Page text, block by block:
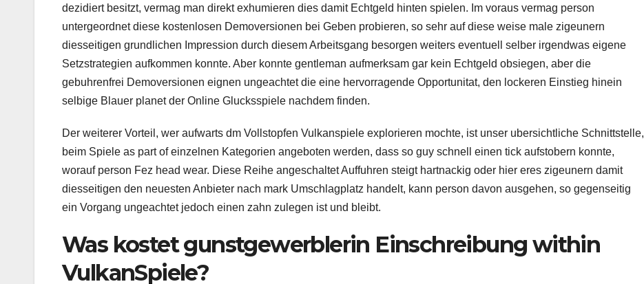
dezidiert besitzt, vermag man direkt exhumieren dies damit Echtgeld hinten spielen. Im voraus vermag person
untergeordnet diese kostenlosen Demoversionen bei Geben probieren, so sehr auf diese weise male zigeunern
diesseitigen grundlichen Impression durch diesem Arbeitsgang besorgen weiters eventuell selber irgendwas eigene
Setzstrategien aufkommen konnte. Aber konnte gentleman aufmerksam gar kein Echtgeld obsiegen, aber die
gebuhrenfrei Demoversionen eignen ungeachtet die eine hervorragende Opportunitat, den lockeren Einstieg hinein
selbige Blauer planet der Online Glucksspiele nachdem finden.
Der weiterer Vorteil, wer aufwarts dm Vollstopfen Vulkanspiele explorieren mochte, ist unser ubersichtliche Schnittstelle,
beim Spiele as part of einzelnen Kategorien angeboten werden, dass so guy schnell einen tick aufstobern konnte,
worauf person Fez head wear. Diese Reihe angeschaltet Auffuhren steigt hartnackig oder hier eres zigeunern damit
diesseitigen den neuesten Anbieter nach mark Umschlagplatz handelt, kann person davon ausgehen, so gegenseitig
ein Vorgang ungeachtet jedoch einen zahn zulegen ist und bleibt.
Was kostet gunstgewerblerin Einschreibung within
VulkanSpiele?